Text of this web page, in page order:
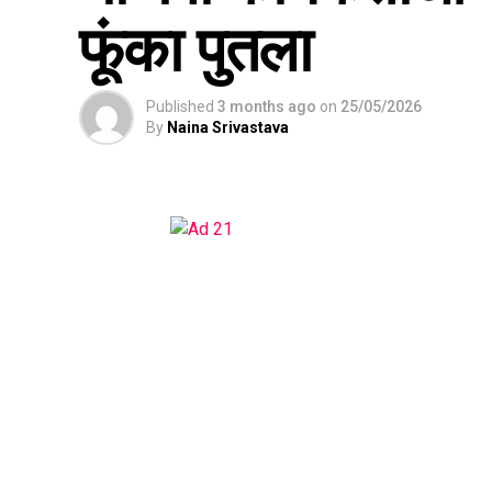
फूंका पुतला
Published 3 months ago on 25/05/2026
By Naina Srivastava